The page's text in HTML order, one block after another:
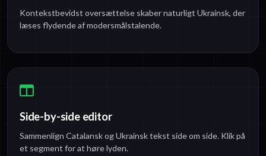
Kontekstbevidst oversættelse skaber naturligt Ukrainsk, der
læses flydende af modersmålstalende.
Side-by-side editor
Sammenlign Catalansk og Ukrainsk tekst side om side. Klik på
et segment for at høre lyden.